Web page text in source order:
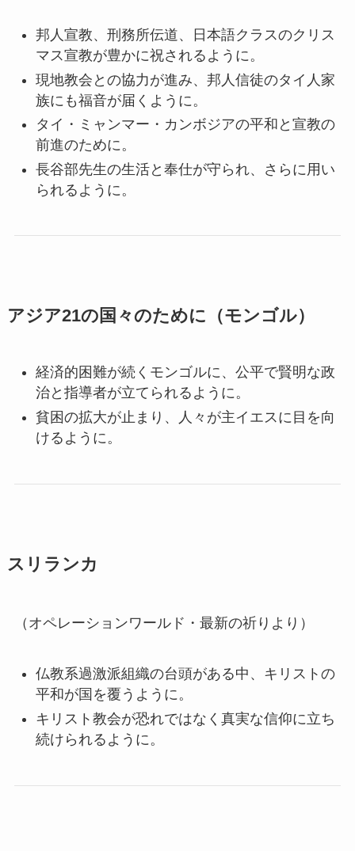
邦人宣教、刑務所伝道、日本語クラスのクリス
マス宣教が豊かに祝されるように。
現地教会との協力が進み、邦人信徒のタイ人家
族にも福音が届くように。
タイ・ミャンマー・カンボジアの平和と宣教の
前進のために。
長谷部先生の生活と奉仕が守られ、さらに用い
られるように。
アジア21の国々のために（モンゴル）
経済的困難が続くモンゴルに、公平で賢明な政
治と指導者が立てられるように。
貧困の拡大が止まり、人々が主イエスに目を向
けるように。
スリランカ
（オペレーションワールド・最新の祈りより）
仏教系過激派組織の台頭がある中、キリストの
平和が国を覆うように。
キリスト教会が恐れではなく真実な信仰に立ち
続けられるように。